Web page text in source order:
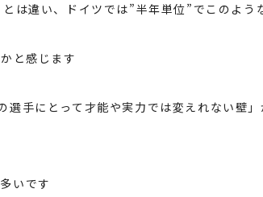
は違い、ドイツでは”半年単位”でこのよう
かと感じます
選手にとって才能や実力では変えれない壁
いです